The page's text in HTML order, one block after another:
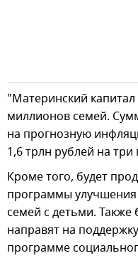
"Материнский
миллионов семей.
на прогнозную
1,6 трлн рублей на
Кроме того, будет
программы
семей с детьми. Также
направят на
программе